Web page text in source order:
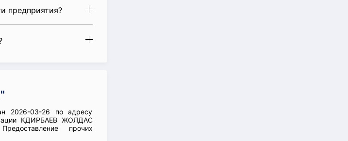
предприятия?
2026-03-26 по адресу
КДИРБАЕВ ЖОЛДАС
прочих